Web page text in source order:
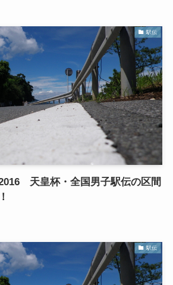
駅伝
天皇杯・全国男子駅伝の区間
駅伝